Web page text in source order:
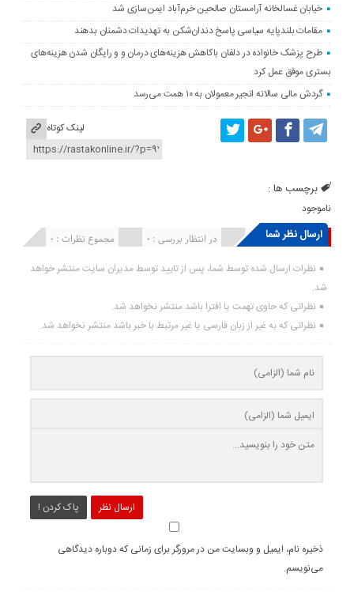
خیابان غسالخانه آرامستان صالحین خرم‌آباد ایمن‌سازی شد
مقامات بلندپایه سیاسی پاسخ دندان‌شکن به تهدیدات دشمنان بدهند
طرح پزشک خانواده در دلفان باکاهش هزینه‌های درمان و و رایگان شدن هزینه‌های
بستری موفق عمل کرد
گردش مالی سالانه انجیر معمولان به ۱۰ همت می‌رسد
لینک کوتاه
برچسب ها :
ناموجود
ارسال نظر شما مجموع نظرات : 0 در انتظار بررسی : 0 انتشار یافته : ۰
نظرات ارسال شده توسط شما، پس از تایید توسط مدیران سایت منتشر خواهد
شد.
نظراتی که حاوی تهمت یا افترا باشد منتشر نخواهد شد.
نظراتی که به غیر از زبان فارسی یا غیر مرتبط با خبر باشد منتشر نخواهد شد.
ارسال نظر پاک کردن !
ذخیره نام، ایمیل و وبسایت من در مرورگر برای زمانی که دوباره دیدگاهی
می‌نویسم.